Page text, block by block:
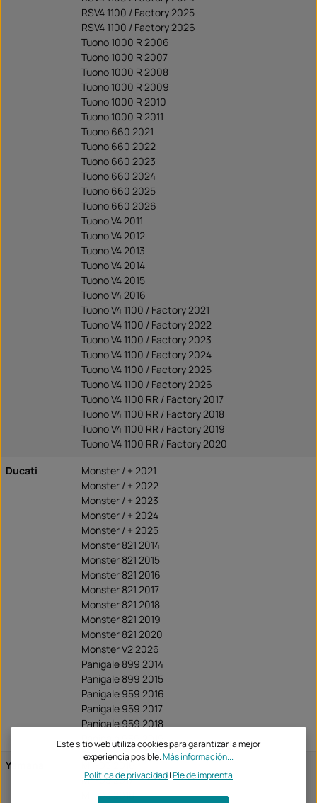
RSV4 1100 / Factory 2025
RSV4 1100 / Factory 2026
Tuono 1000 R 2006
Tuono 1000 R 2007
Tuono 1000 R 2008
Tuono 1000 R 2009
Tuono 1000 R 2010
Tuono 1000 R 2011
Tuono 660 2021
Tuono 660 2022
Tuono 660 2023
Tuono 660 2024
Tuono 660 2025
Tuono 660 2026
Tuono V4 2011
Tuono V4 2012
Tuono V4 2013
Tuono V4 2014
Tuono V4 2015
Tuono V4 2016
Tuono V4 1100 / Factory 2021
Tuono V4 1100 / Factory 2022
Tuono V4 1100 / Factory 2023
Tuono V4 1100 / Factory 2024
Tuono V4 1100 / Factory 2025
Tuono V4 1100 / Factory 2026
Tuono V4 1100 RR / Factory 2017
Tuono V4 1100 RR / Factory 2018
Tuono V4 1100 RR / Factory 2019
Tuono V4 1100 RR / Factory 2020
Ducati
Monster / + 2021
Monster / + 2022
Monster / + 2023
Monster / + 2024
Monster / + 2025
Monster 821 2014
Monster 821 2015
Monster 821 2016
Monster 821 2017
Monster 821 2018
Monster 821 2019
Monster 821 2020
Monster V2 2026
Panigale 899 2014
Panigale 899 2015
Panigale 959 2016
Panigale 959 2017
Panigale 959 2018
Panigale 959 2019
Yamaha
MT-03 2016
MT-03 2017
MT-03 2018
Este sitio web utiliza cookies para garantizar la mejor
experiencia posible.Más información...
Política de privacidad|Pie de imprenta